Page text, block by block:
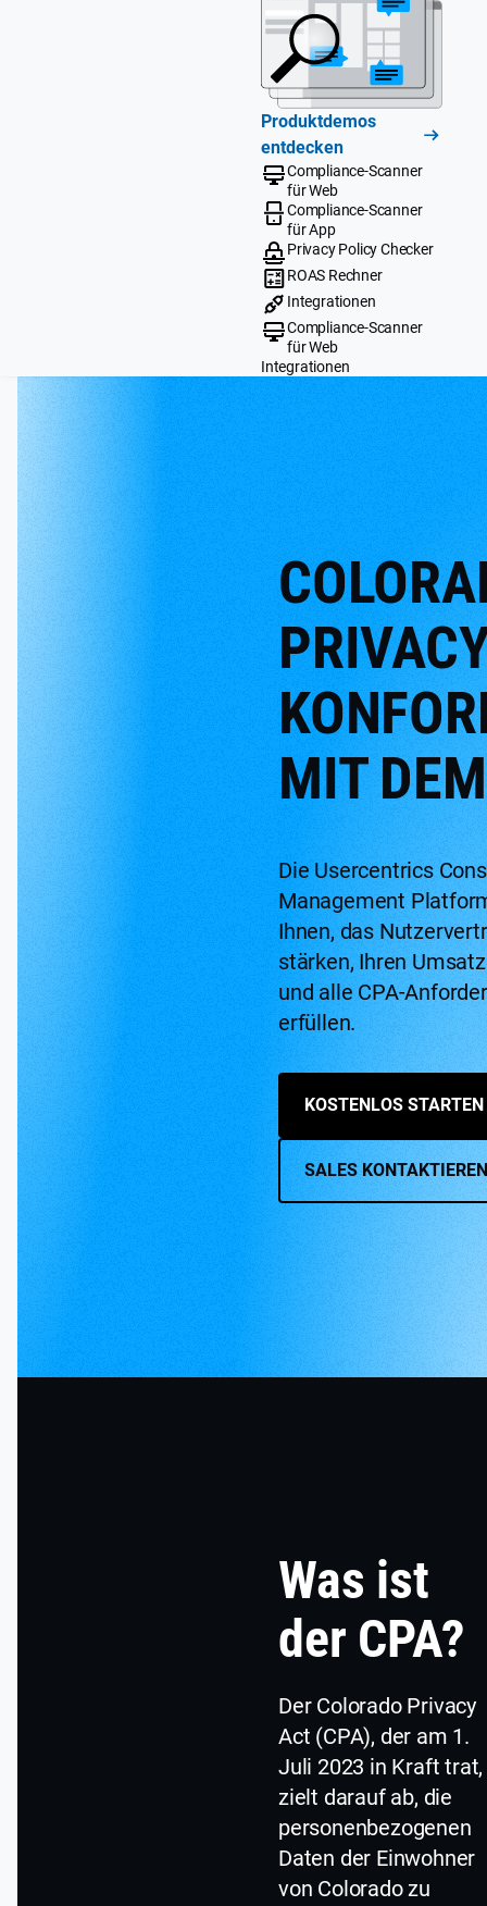
Produktdemos
entdecken
Compliance-Scanner
für Web
Compliance-Scanner
für App
Privacy Policy Checker
ROAS Rechner
Integrationen
Compliance-Scanner
für Web
Integrationen
MIT
Die Usercentrics
Management
Ihnen, das
stärken, Ihren
und alle CPA-
erfüllen.
KOSTENLOS STARTEN
SALES KONTAKTIEREN
Was ist
der CPA?
Der Colorado Privacy
Act (CPA), der am 1.
Juli 2023 in Kraft trat,
zielt darauf ab, die
personenbezogenen
Daten der Einwohner
von Colorado zu